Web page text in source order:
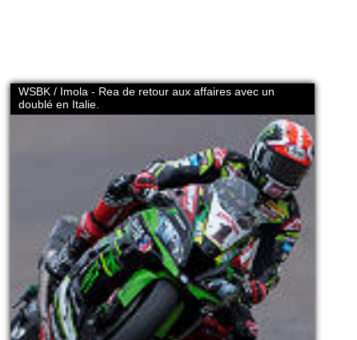
WSBK / Imola - Rea de retour aux affaires avec un
doublé en Italie.